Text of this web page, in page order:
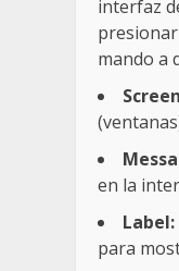
interfaz
mando a
en la
Label:
para